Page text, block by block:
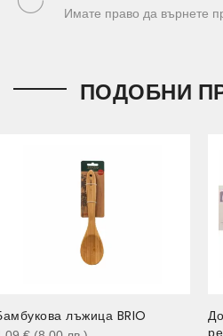
Имате право да върнете
ПОДОБНИ
лъжица BRIO